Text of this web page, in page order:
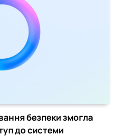
безпеки змогла
до системи